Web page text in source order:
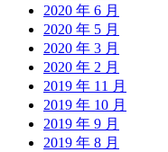
2020 年 6 月
2020 年 5 月
2020 年 3 月
2020 年 2 月
2019 年 11 月
2019 年 10 月
2019 年 9 月
2019 年 8 月